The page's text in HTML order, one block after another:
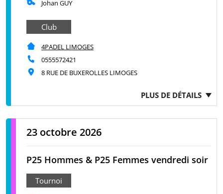
Johan GUY
Club
4PADEL LIMOGES
0555572421
8 RUE DE BUXEROLLES LIMOGES
PLUS DE DÉTAILS
23 octobre 2026
P25 Hommes & P25 Femmes vendredi soir
Tournoi